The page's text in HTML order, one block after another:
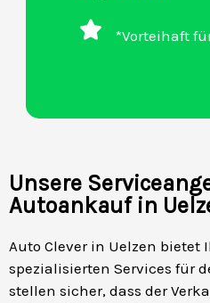
*Vorteihaft
Unsere
Autoankauf in
Auto Clever in Uelzen bietet
spezialisierten Services für
stellen sicher, dass der